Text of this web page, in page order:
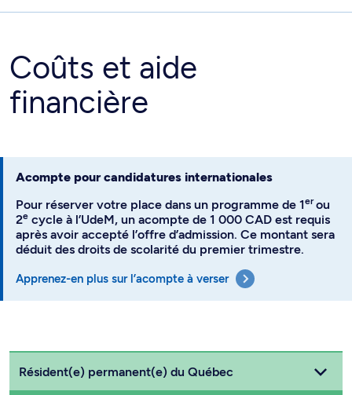
Coûts et aide
financière
Acompte pour candidatures internationales
Pour réserver votre place dans un programme de 1erou
2e cycle à l’UdeM, un acompte de 1 000 CAD est requis
après avoir accepté l’offre d’admission. Ce montant sera
déduit des droits de scolarité du premier trimestre.
Apprenez-en plus sur l’acompte à verser
Choisissez votre statut
Résident(e) permanent(e) du Québec